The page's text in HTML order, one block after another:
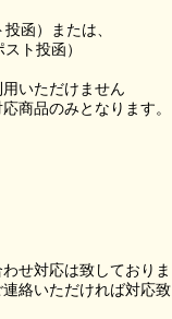
函）または、
ト投函）
いただけません
商品のみとなります。
せ対応は致しておりま
絡いただければ対応致